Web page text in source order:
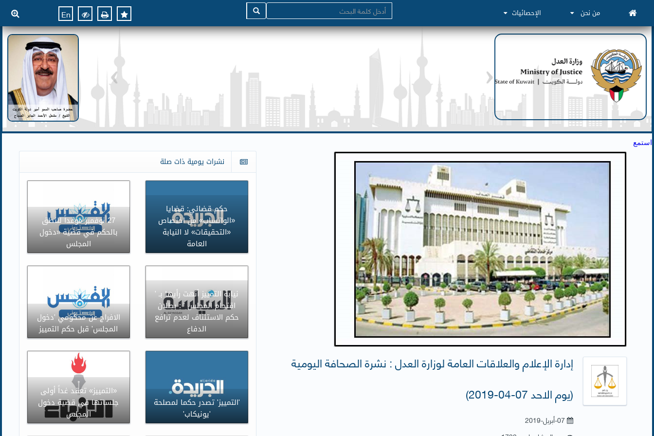
من نحن الإحصائيات En
استمع
إدارة الإعلام والعلاقات العامة لوزارة العدل : نشرة الصحافة اليومية
(يوم الاحد 07-04-2019)
07-أبريل-2019
نشرات يومية ذات صلة
27 نوفمبر موعداً للنطق
بالحكم في قضية «دخول
المجلس
حكم قضائي: قضايا
«الواتساب» من اختصاص
«التحقيقات» لا النيابة
العامة
الافراج عن محكومي 'دخول
المجلس' قبل حكم التمييز
نيابة التمييز أنهت رأيها بـ '
اقتحام المجلس ' : بطلان
حكم الاستئناف لعدم ترافع
الدفاع
«التمييز» تعقد غداً أولى
جلساتها في قضية دخول
المجلس
'التمييز' تصدر حكما لمصلحة
'يونيكاب'